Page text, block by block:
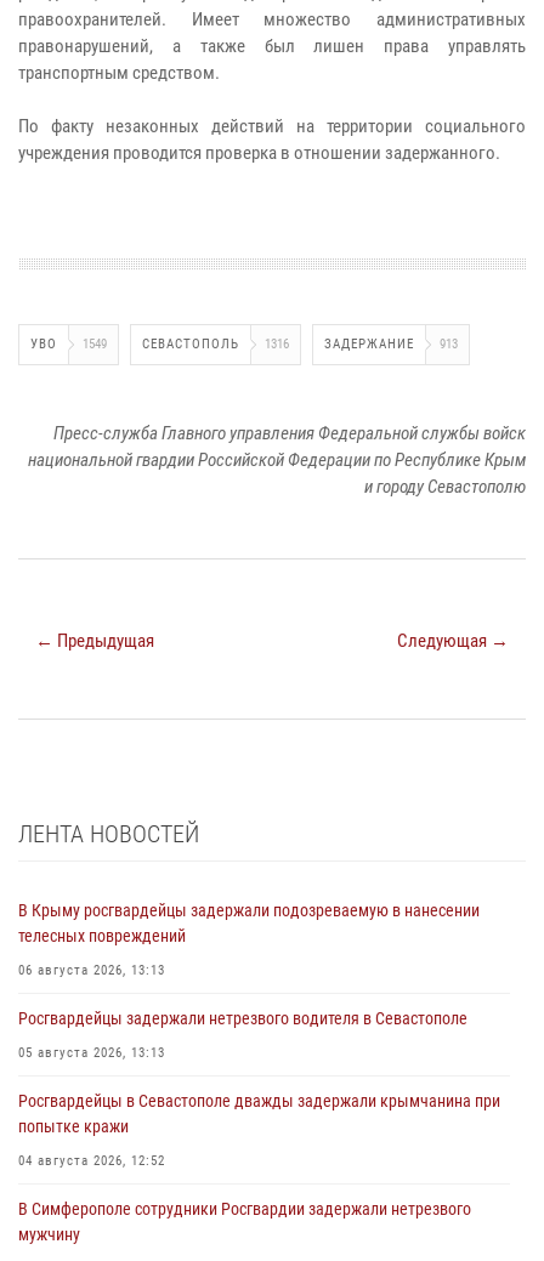
правоохранителей. Имеет множество административных
правонарушений, а также был лишен права управлять
транспортным средством.
По факту незаконных действий на территории социального
учреждения проводится проверка в отношении задержанного.
УВО 1549 СЕВАСТОПОЛЬ 1316 ЗАДЕРЖАНИЕ 913
Пресс-служба Главного управления Федеральной службы войск
национальной гвардии Российской Федерации по Республике Крым
и городу Севастополю
← Предыдущая Следующая →
ЛЕНТА НОВОСТЕЙ
В Крыму росгвардейцы задержали подозреваемую в нанесении
телесных повреждений
06 августа 2026, 13:13
Росгвардейцы задержали нетрезвого водителя в Севастополе
05 августа 2026, 13:13
Росгвардейцы в Севастополе дважды задержали крымчанина при
попытке кражи
04 августа 2026, 12:52
В Симферополе сотрудники Росгвардии задержали нетрезвого
мужчину